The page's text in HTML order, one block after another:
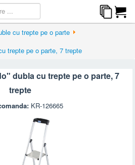
cu trepte pe o parte
trepte pe o parte, 7 trepte
dubla cu trepte pe o parte, 7
trepte
KR-126665